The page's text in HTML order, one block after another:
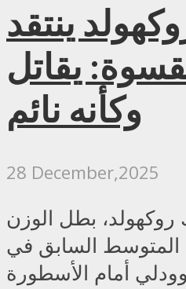
ينتقد
يقاتل
وكأنه نائم
28 December,2025
روكهولد، بطل الوزن
المتوسط السابق في UFC، بما آلت إليه
أمام الأسطورة